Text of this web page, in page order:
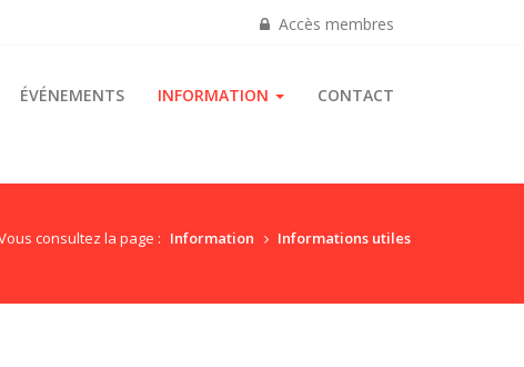
Accès membres
ÉVÉNEMENTS INFORMATION CONTACT
consultez la page : Information Informations utiles